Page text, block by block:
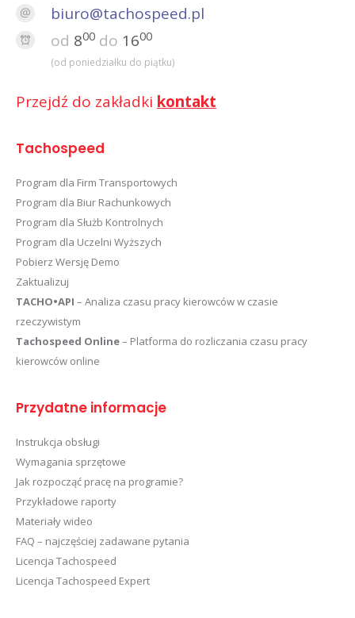
biuro@tachospeed.pl
od 800 do 1600
(od poniedziałku do piątku)
Przejdź do zakładki kontakt
Tachospeed
Program dla Firm Transportowych
Program dla Biur Rachunkowych
Program dla Służb Kontrolnych
Program dla Uczelni Wyższych
Pobierz Wersję Demo
Zaktualizuj
TACHO•API – Analiza czasu pracy kierowców w czasie
rzeczywistym
Tachospeed Online– Platforma do rozliczania czasu pracy
kierowców online
Przydatne informacje
Instrukcja obsługi
Wymagania sprzętowe
Jak rozpocząć pracę na programie?
Przykładowe raporty
Materiały wideo
FAQ – najczęściej zadawane pytania
Licencja Tachospeed
Licencja Tachospeed Expert